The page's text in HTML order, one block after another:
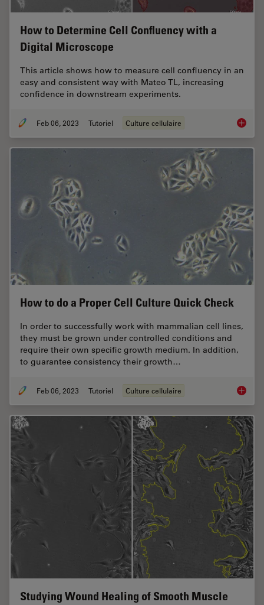
How to Determine Cell Confluency with a
Digital Microscope
This article shows how to measure cell confluency in an
easy and consistent way with Mateo TL, increasing
confidence in downstream experiments.
Feb 06, 2023 Tutoriel Culture cellulaire How to
How to do a Proper Cell Culture Quick Check
In order to successfully work with mammalian cell lines,
they must be grown under controlled conditions and
require their own specific growth medium. In addition,
to guarantee consistency their growth…
Feb 06, 2023 Tutoriel Culture cellulaire How to
Studying Wound Healing of Smooth Muscle